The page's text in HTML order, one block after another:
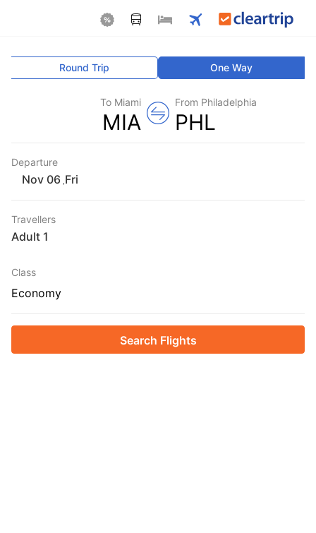
One Way
Round Trip
From Philadelphia
PHL
To Miami
MIA
Departure
Fri
Travellers
1 Adult
Class
Economy